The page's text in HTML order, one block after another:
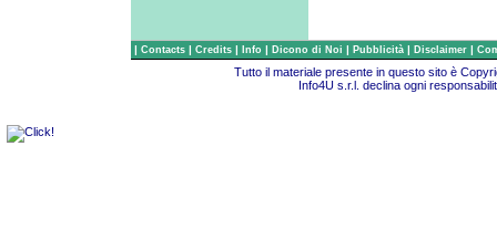
| Contacts | Credits | Info | Dicono di Noi | Pubblicità | Disclaimer |
Tutto il materiale presente in questo sito è
Info4U s.r.l. declina ogni